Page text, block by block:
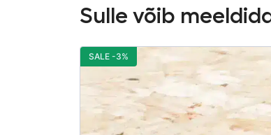
Sulle võib
SALE -3%